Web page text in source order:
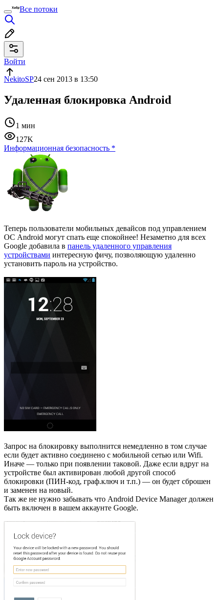
Все потоки
Войти
NekitoSP24 сен 2013 в 13:50
Удаленная блокировка Android
1 мин
127K
Информационная безопасность *
Теперь пользователи мобильных девайсов под управлением
ОС Android могут спать еще спокойнее! Незаметно для всех
Google добавила в панель удаленного управления
устройствами интересную фичу, позволяющую удаленно
установить пароль на устройство.
Запрос на блокировку выполнится немедленно в том случае
если будет активно соединено с мобильной сетью или Wifi.
Иначе — только при появлении таковой. Даже если вдруг на
устройстве был активирован любой другой способ
блокировки (ПИН-код, граф.ключ и т.п.) — он будет сброшен
и заменен на новый.
Так же не нужно забывать что Android Device Manager должен
быть включен в вашем аккаунте Google.